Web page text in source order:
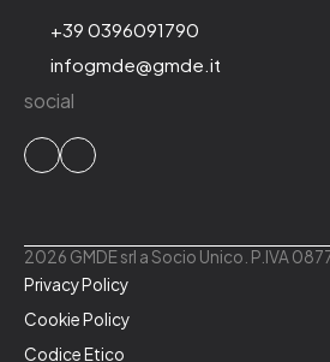
+39 0396091790
infogmde@gmde.it
social
2026 GMDE srl a Socio Unico. P.IVA
Privacy Policy
Cookie Policy
Codice Etico